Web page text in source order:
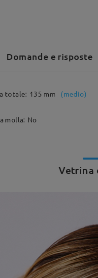
Domande e risposte
totale: 135 mm (medio)
molla: No
Vetrina